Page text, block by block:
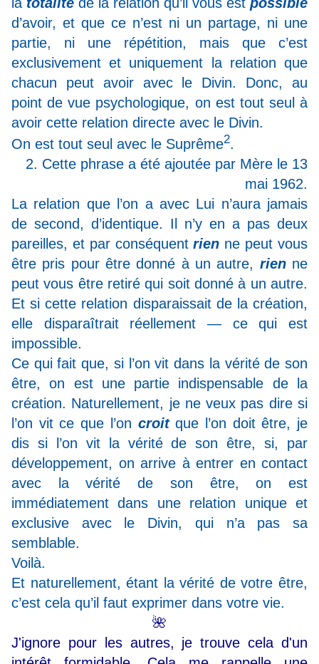
d’avoir, et que ce n’est ni un partage, ni une
partie, ni une répétition, mais que c’est
exclusivement et uniquement la relation que
chacun peut avoir avec le Divin. Donc, au
point de vue psychologique, on est tout seul à
avoir cette relation directe avec le Divin.
On est tout seul avec le Suprême2.
2. Cette phrase a été ajoutée par Mère le 13
mai 1962.
La relation que l’on a avec Lui n’aura jamais
de second, d’identique. Il n’y en a pas deux
pareilles, et par conséquentrien ne peut vous
être pris pour être donné à un autre, rienne
peut vous être retiré qui soit donné à un autre.
Et si cette relation disparaissait de la création,
elle disparaîtrait réellement — ce qui est
impossible.
Ce qui fait que, si l’on vit dans la vérité de son
être, on est une partie indispensable de la
création. Naturellement, je ne veux pas dire si
l’on vit ce que l’on croitque l’on doit être, je
dis si l’on vit la vérité de son être, si, par
développement, on arrive à entrer en contact
avec la vérité de son être, on est
immédiatement dans une relation unique et
exclusive avec le Divin, qui n’a pas sa
semblable.
Voilà.
Et naturellement, étant la vérité de votre être,
c’est cela qu’il faut exprimer dans votre vie.
🌺
J'ignore pour les autres, je trouve cela d'un